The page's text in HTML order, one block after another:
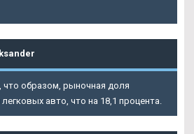
что образом, рыночная доля
авто, что на 18,1 процента.